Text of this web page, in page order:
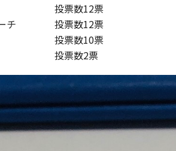
チ 投票数12票
コーチ 投票数12票
ーチ 投票数10票
ーチ 投票数2票